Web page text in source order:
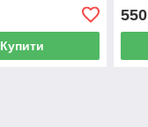
Купити
550